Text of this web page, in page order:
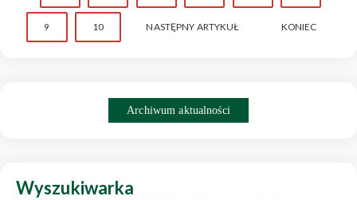
9 10 NASTĘPNY ARTYKUŁ KONIEC
Archiwum aktualności
Wyszukiwarka